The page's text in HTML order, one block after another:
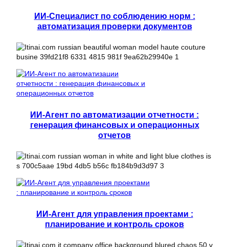
ИИ-Специалист по соблюдению норм :
автоматизация проверки документов
ИИ-Агент по автоматизации отчетности :
генерация финансовых и операционных
отчетов
ИИ-Агент для управления проектами :
планирование и контроль сроков